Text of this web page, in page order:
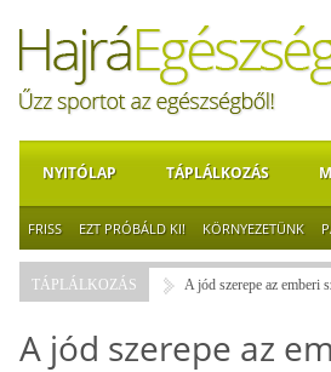
NYITÓLAP TÁPLÁLKOZÁS
FRISS EZT PRÓBÁLD KI! KÖRNYEZETÜNK
TÁPLÁLKOZÁS A jód szerepe az emberi
A jód szerepe az